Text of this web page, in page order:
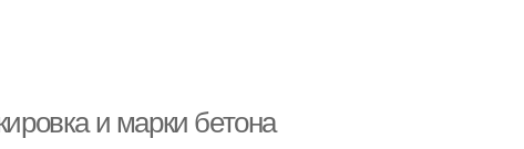
и марки бетона